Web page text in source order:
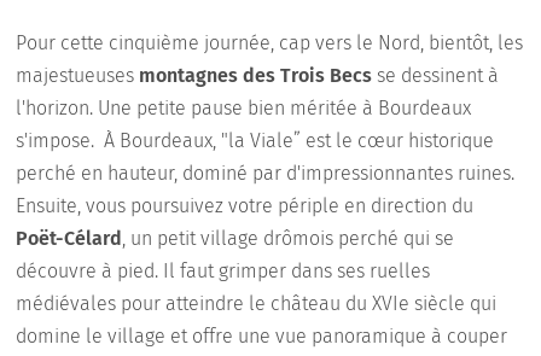
Pour cette cinquième journée, cap vers le Nord, bientôt, les
majestueuses montagnes des Trois Becs se dessinent à
l'horizon. Une petite pause bien méritée à Bourdeaux
s'impose. À Bourdeaux, "la Viale” est le cœur historique
perché en hauteur, dominé par d'impressionnantes ruines.
Ensuite, vous poursuivez votre périple en direction du
Poët-Célard , un petit village drômois perché qui se
découvre à pied. Il faut grimper dans ses ruelles
médiévales pour atteindre le château du XVIe siècle qui
domine le village et offre une vue panoramique à couper